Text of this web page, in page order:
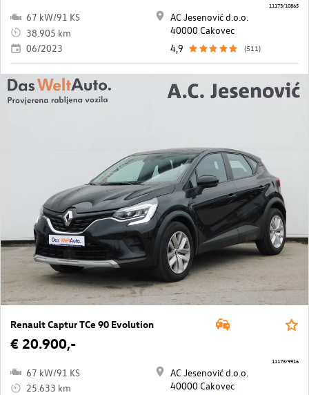
67 kW/91 KS
38.905 km
06/2023
AC Jesenović d.o.o.
40000 Cakovec
4,9
(511)
11173/10865
Renault Captur TCe 90 Evolution
€ 20.900,-
67 kW/91 KS
25.633 km
AC Jesenović d.o.o.
40000 Cakovec
11173/9916